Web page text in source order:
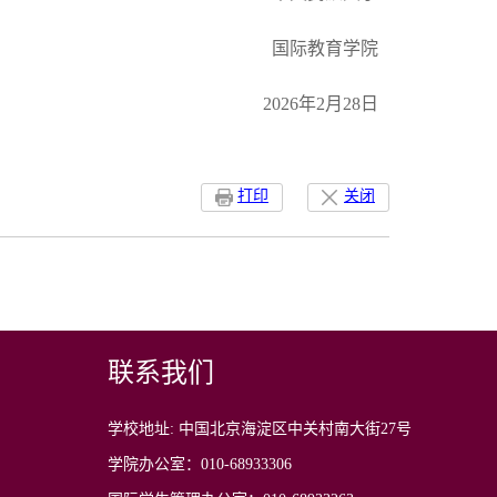
国际教育学院
2026年2月28日
关闭
打印
联系我们
学校地址: 中国北京海淀区中关村南大街27号
学院办公室：010-68933306